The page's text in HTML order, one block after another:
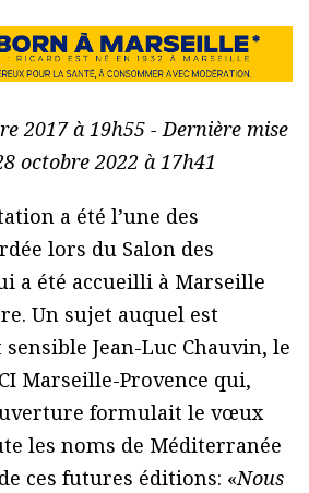
2017 à 19h55 - Dernière mise
octobre 2022 à 17h41
a été l’une des
lors du Salon des
a été accueilli à Marseille
Un sujet auquel est
Jean-Luc Chauvin, le
Marseille-Provence qui,
formulait le vœux
les noms de Méditerranée
ces futures éditions: «Nous